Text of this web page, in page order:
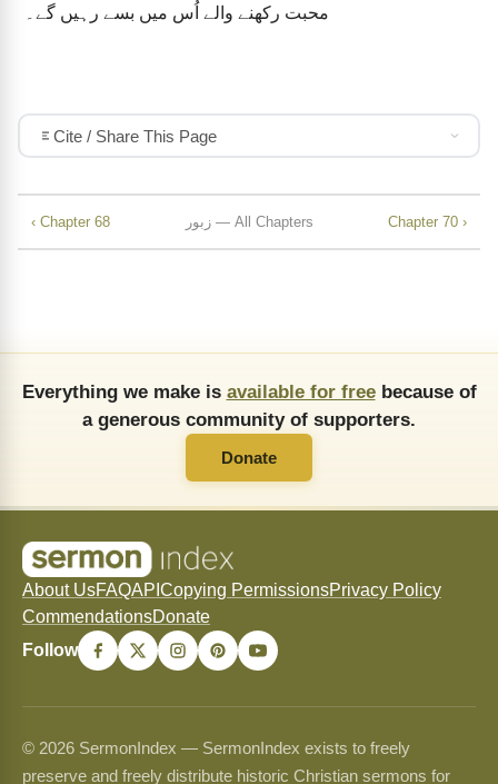
محبت رکھنے والے اُس میں بسے رہیں گے۔
Cite / Share This Page
‹ Chapter 68 زبور — All Chapters Chapter 70 ›
Everything we make is available for freebecause of
a generous community of supporters.
Donate
About UsFAQAPI Copying PermissionsPrivacy Policy
CommendationsDonate
Follow
© 2026 SermonIndex — SermonIndex exists to freely
preserve and freely distribute historic Christian sermons for